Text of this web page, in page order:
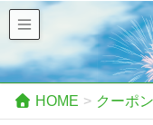
HOME クーポ